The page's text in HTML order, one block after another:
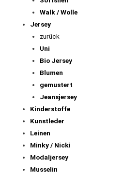
Walk / Wolle
Jersey
zurück
Uni
Bio Jersey
Blumen
gemustert
Jeansjersey
Kinderstoffe
Kunstleder
Leinen
Minky / Nicki
Modaljersey
Musselin